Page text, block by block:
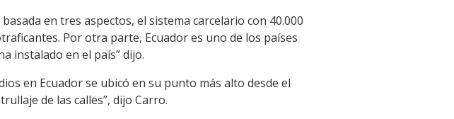
en tres aspectos, el sistema carcelario con 40.000
Por otra parte, Ecuador es uno de los países
instalado en el país” dijo.
en Ecuador se ubicó en su punto más alto desde el
de las calles”, dijo Carro.